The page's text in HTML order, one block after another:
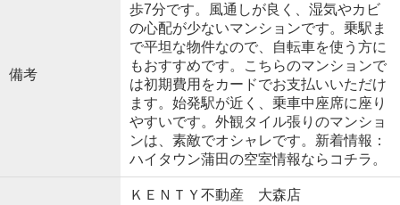
備考
歩7分です。風通しが良く、湿気やカビ
の心配が少ないマンションです。乗駅ま
で平坦な物件なので、自転車を使う方に
もおすすめです。こちらのマンションで
は初期費用をカードでお支払いいただけ
ます。始発駅が近く、乗車中座席に座り
やすいです。外観タイル張りのマンショ
ンは、素敵でオシャレです。新着情報：
ハイタウン蒲田の空室情報ならコチラ。
ＫＥＮＴＹ不動産 大森店